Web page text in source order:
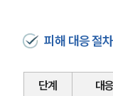
피해 대응 절차
단계 대